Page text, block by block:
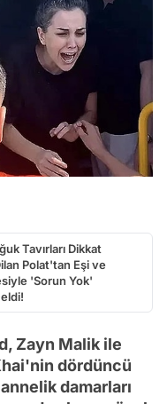
Tavırları Dikkat
Polat'tan Eşi ve
'Sorun Yok'
Zayn Malik ile
dördüncü
damarları